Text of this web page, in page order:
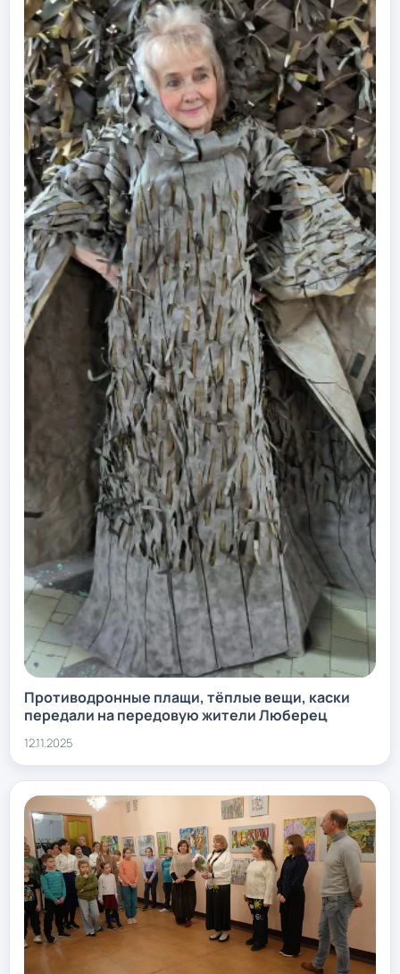
Противодронные плащи, тёплые вещи, каски
передали на передовую жители Люберец
12.11.2025